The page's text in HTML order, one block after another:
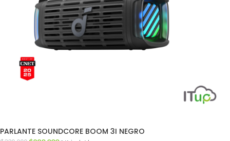
PARLANTE SOUNDCORE BOOM 3I NEGRO